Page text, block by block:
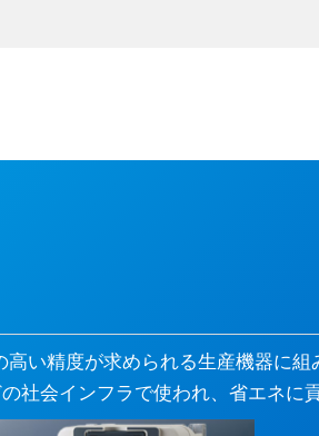
を製造する工場で当社のインバー
置全体の省エネを実現しています。
手による品質のバラツキをなくし
い精度が求められる生産機器に組
社会インフラで使われ、省エネに